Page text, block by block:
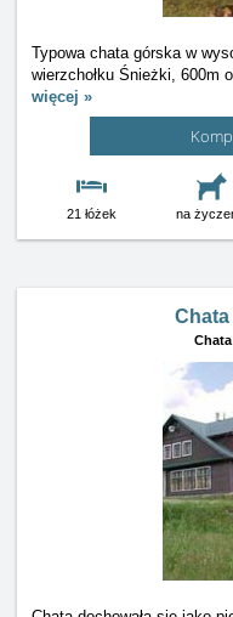
Typowa chata górska w
wierzchołku Śnieżki, 600m
więcej »
21 łóżek na